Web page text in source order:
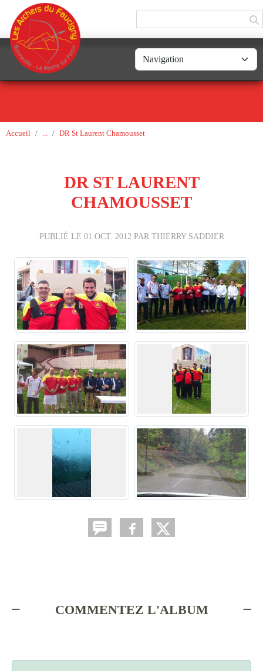
Accueil DR St Laurent Chamousset
DR ST LAURENT
CHAMOUSSET
PUBLIÉ LE 01 OCT. 2012 PAR THIERRY SADDIER
COMMENTEZ L'ALBUM
Panneau de gestion des cookies